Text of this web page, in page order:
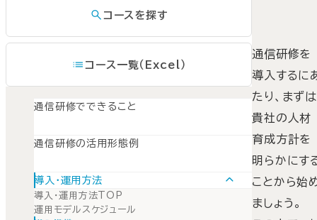
コースを探す
コース一覧（Excel）
通信研修でできること
通信研修の活用形態例
導入・運用方法
導入・運用方法TOP
運用モデルスケジュール
通信研修を
導入するに
たり、まずは
貴社の人材
育成方計を
明らかにす
ことから始
ましょう。